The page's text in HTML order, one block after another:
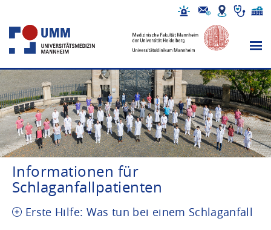
Informationen für
Schlaganfallpatienten
Erste Hilfe: Was tun bei einem Schlaganfall